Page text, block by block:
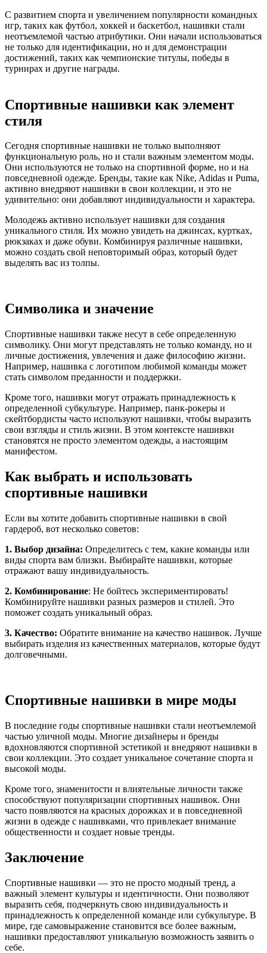
С развитием спорта и увеличением популярности командных
игр, таких как футбол, хоккей и баскетбол, нашивки стали
неотъемлемой частью атрибутики. Они начали использоваться
не только для идентификации, но и для демонстрации
достижений, таких как чемпионские титулы, победы в
турнирах и другие награды.
Спортивные нашивки как элемент
стиля
Сегодня спортивные нашивки не только выполняют
функциональную роль, но и стали важным элементом моды.
Они используются не только на спортивной форме, но и на
повседневной одежде. Бренды, такие как Nike, Adidas и Puma,
активно внедряют нашивки в свои коллекции, и это не
удивительно: они добавляют индивидуальности и характера.
Молодежь активно использует нашивки для создания
уникального стиля. Их можно увидеть на джинсах, куртках,
рюкзаках и даже обуви. Комбинируя различные нашивки,
можно создать свой неповторимый образ, который будет
выделять вас из толпы.
Символика и значение
Спортивные нашивки также несут в себе определенную
символику. Они могут представлять не только команду, но и
личные достижения, увлечения и даже философию жизни.
Например, нашивка с логотипом любимой команды может
стать символом преданности и поддержки.
Кроме того, нашивки могут отражать принадлежность к
определенной субкультуре. Например, панк-рокеры и
скейтбордисты часто используют нашивки, чтобы выразить
свои взгляды и стиль жизни. В этом контексте нашивки
становятся не просто элементом одежды, а настоящим
манифестом.
Как выбрать и использовать
спортивные нашивки
Если вы хотите добавить спортивные нашивки в свой
гардероб, вот несколько советов:
1. Выбор дизайна: Определитесь с тем, какие команды или
виды спорта вам близки. Выбирайте нашивки, которые
отражают вашу индивидуальность.
2. Комбинирование: Не бойтесь экспериментировать!
Комбинируйте нашивки разных размеров и стилей. Это
поможет создать уникальный образ.
3. Качество: Обратите внимание на качество нашивок. Лучше
выбирать изделия из качественных материалов, которые будут
долговечными.
Спортивные нашивки в мире моды
В последние годы спортивные нашивки стали неотъемлемой
частью уличной моды. Многие дизайнеры и бренды
вдохновляются спортивной эстетикой и внедряют нашивки в
свои коллекции. Это создает уникальное сочетание спорта и
высокой моды.
Кроме того, знаменитости и влиятельные личности также
способствуют популяризации спортивных нашивок. Они
часто появляются на красных дорожках и в повседневной
жизни в одежде с нашивками, что привлекает внимание
общественности и создает новые тренды.
Заключение
Спортивные нашивки — это не просто модный тренд, а
важный элемент культуры и идентичности. Они позволяют
выразить себя, подчеркнуть свою индивидуальность и
принадлежность к определенной команде или субкультуре. В
мире, где самовыражение становится все более важным,
нашивки предоставляют уникальную возможность заявить о
себе.